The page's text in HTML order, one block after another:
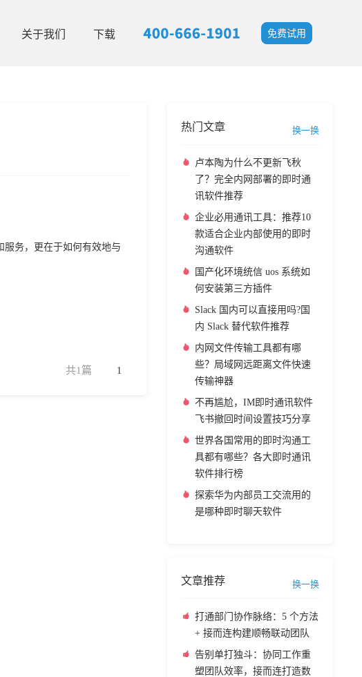
关于我们 下载 免费试用
服务，更在于如何有效地与
共1篇 1
热门文章 换一换
卢本陶为什么不更新飞秋
了？完全内网部署的即时通
讯软件推荐
企业必用通讯工具：推荐10
款适合企业内部使用的即时
沟通软件
国产化环境统信 uos 系统如
何安装第三方插件
Slack 国内可以直接用吗?国
内 Slack 替代软件推荐
内网文件传输工具都有哪
些？局域网远距离文件快速
传输神器
不再尴尬，IM即时通讯软件
飞书撤回时间设置技巧分享
世界各国常用的即时沟通工
具都有哪些？各大即时通讯
软件排行榜
探索华为内部员工交流用的
是哪种即时聊天软件
文章推荐 换一换
打通部门协作脉络：5 个方法
+ 接而连构建顺畅联动团队
告别单打独斗：协同工作重
塑团队效率，接而连打造数